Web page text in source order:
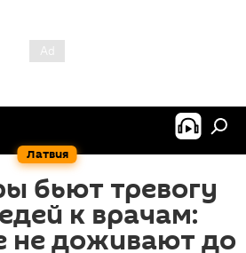
Латвия
бьют тревогу
к врачам:
не доживают до